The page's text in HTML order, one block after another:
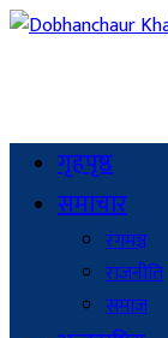
गृहपृष्ठ
समाचार
रंगमञ्च
राजनीति
समाज